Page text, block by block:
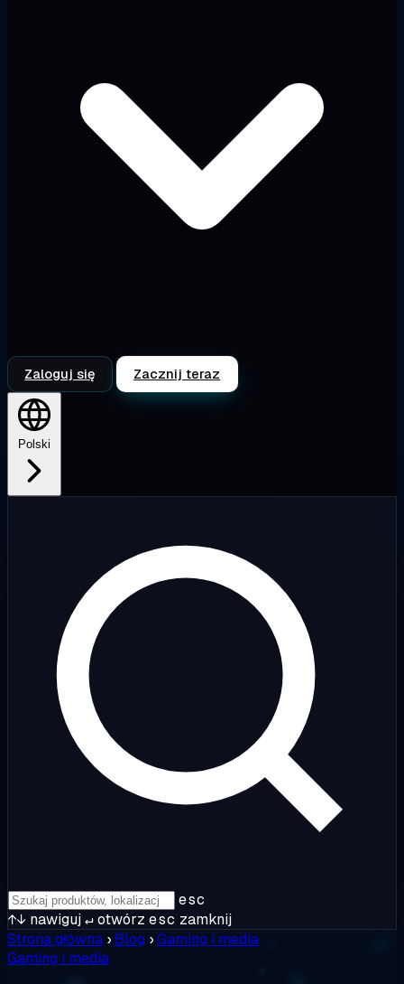
Zaloguj się Zacznij teraz
Polski
esc
↑↓ nawiguj↵otwórz esc zamknij
Strona główna › Blog ›Gaming i media
Gaming i media